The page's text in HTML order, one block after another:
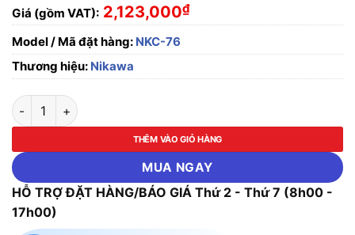
Giá (gồm VAT): 2,123,000₫
Model / Mã đặt hàng: NKC-76
Thương hiệu: Nikawa
Thang nhôm bàn Nikawa NKC-76 số lượng
THÊM VÀO GIỎ HÀNG
MUA NGAY
HỖ TRỢ ĐẶT HÀNG/BÁO GIÁ Thứ 2 - Thứ 7 (8h00 -
17h00)